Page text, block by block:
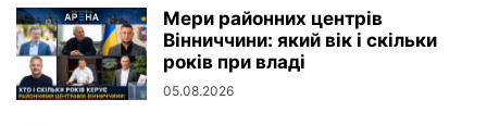
Мери районних центрів
Вінниччини: який вік і скільки
років при владі
05.08.2026